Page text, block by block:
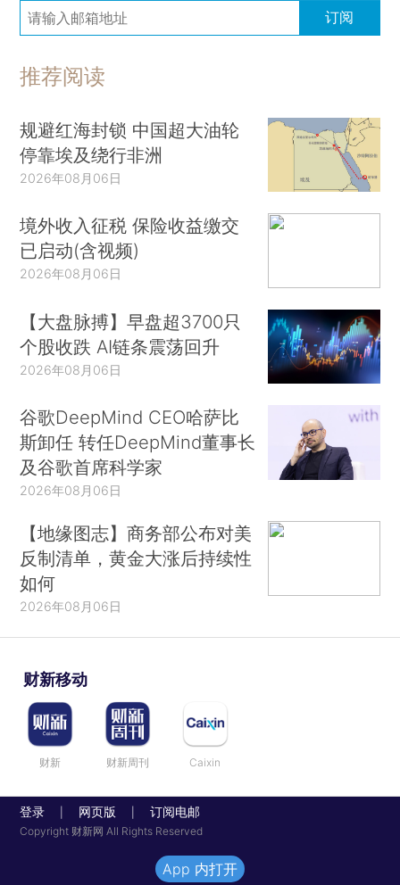
订阅
推荐阅读
规避红海封锁 中国超大油轮
停靠埃及绕行非洲
2026年08月06日
境外收入征税 保险收益缴交
已启动(含视频)
2026年08月06日
【大盘脉搏】早盘超3700只
个股收跌 AI链条震荡回升
2026年08月06日
谷歌DeepMind CEO哈萨比
斯卸任 转任DeepMind董事长
及谷歌首席科学家
2026年08月06日
【地缘图志】商务部公布对美
反制清单，黄金大涨后持续性
如何
2026年08月06日
财新移动
财新 财新周刊 Caixin
登录 网页版 订阅电邮
Copyright 财新网 All Rights Reserved
App 内打开